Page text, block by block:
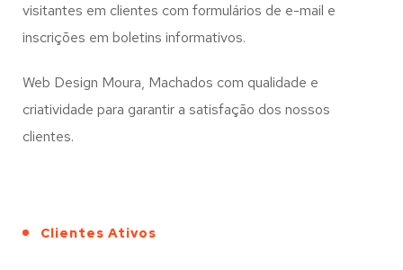
visitantes em clientes com formulários de e-mail e
inscrições em boletins informativos.
Web Design Moura, Machados com qualidade e
criatividade para garantir a satisfação dos nossos
clientes.
Clientes Ativos